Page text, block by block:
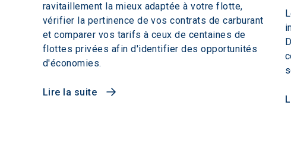
ravitaillement la mieux adaptée à votre flotte,
vérifier la pertinence de vos contrats de carburant
et comparer vos tarifs à ceux de centaines de
flottes privées afin d'identifier des opportunités
d'économies.
Lire la suite